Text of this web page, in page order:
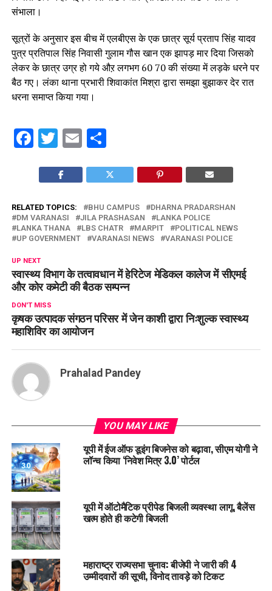
संभाला।
सूत्रों के अनुसार इस बीच में एलबीएस के एक छात्र सूर्य प्रताप सिंह यादव
पुत्र प्रतिपाल सिंह निवासी गुलाम गौस खान एक झापड़ मार दिया जिसको
लेकर के छात्र उग्र हो गये औऱ लगभग 60 70 की संख्या में लड़के धरने पर
बैठ गए। लंका थाना प्रभारी शिवाकांत मिश्रा द्वारा समझा बुझाकर देर रात
धरना समाप्त किया गया।
Facebook
Twitter
EmailShare
RELATED TOPICS: BHU CAMPUS
DHARNA PRADARSHAN
DM VARANASI
JILA PRASHASAN
LANKA POLICE
LANKA THANA
LBS CHATR MARPIT
POLITICAL NEWS
UP GOVERNMENT
VARANASI NEWS VARANASI POLICE
UP NEXT
स्वास्थ्य विभाग के तत्वावधान में हेरिटेज मेडिकल कालेज में सीएमई
और कोर कमेटी की बैठक सम्पन्न
DON'T MISS
कृषक उत्पादक संगठन परिसर में जेन काशी द्वारा निःशुल्क स्वास्थ्य
महाशिविर का आयोजन
Prahalad Pandey
YOU MAY LIKE
यूपी में ईज ऑफ डूइंग बिजनेस को बढ़ावा, सीएम योगी ने
लॉन्च किया ‘निवेश मित्र 3.0’ पोर्टल
यूपी में ऑटोमैटिक प्रीपेड बिजली व्यवस्था लागू, बैलेंस
खत्म होते ही कटेगी बिजली
महाराष्ट्र राज्यसभा चुनाव: बीजेपी ने जारी की 4
उम्मीदवारों की सूची, विनोद तावड़े को टिकट